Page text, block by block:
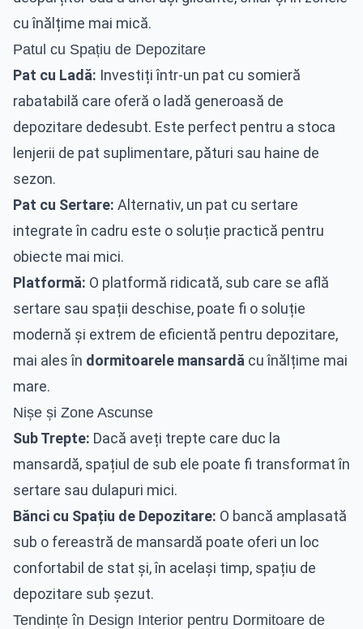
cu înălțime mai mică.
Patul cu Spațiu de Depozitare
Pat cu Ladă: Investiți într-un pat cu somieră
rabatabilă care oferă o ladă generoasă de
depozitare dedesubt. Este perfect pentru a stoca
lenjerii de pat suplimentare, pături sau haine de
sezon.
Pat cu Sertare: Alternativ, un pat cu sertare
integrate în cadru este o soluție practică pentru
obiecte mai mici.
Platformă: O platformă ridicată, sub care se află
sertare sau spații deschise, poate fi o soluție
modernă și extrem de eficientă pentru depozitare,
mai ales în dormitoarele mansardă cu înălțime mai
mare.
Nișe și Zone Ascunse
Sub Trepte: Dacă aveți trepte care duc la
mansardă, spațiul de sub ele poate fi transformat în
sertare sau dulapuri mici.
Bănci cu Spațiu de Depozitare: O bancă amplasată
sub o fereastră de mansardă poate oferi un loc
confortabil de stat și, în același timp, spațiu de
depozitare sub șezut.
Tendințe în Design Interior pentru Dormitoare de